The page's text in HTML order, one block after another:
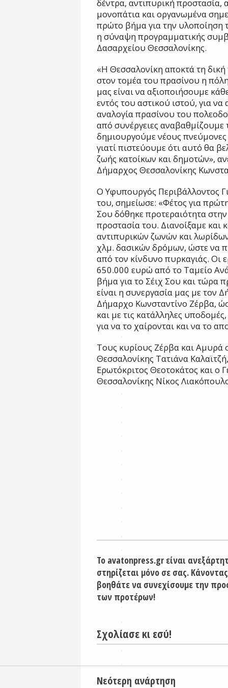
δέντρα, αντιπυρική
μονοπάτια και οργανωμένα
πρώτο βήμα για την υλοποίηση
η σύναψη προγραμματικής
Δασαρχείου Θεσσαλονίκης.
«Η Θεσσαλονίκη αποκτά τη δική
στον τομέα του πρασίνου η
μας είναι να αξιοποιήσουμε
εντός του αστικού ιστού, για
αναλογία πρασίνου του
από συνέργειες αναβαθμίζουμε
δημιουργούμε νέους
γιατί πιστεύουμε ότι αυτό θα
ζωής κατοίκων και δημοτών»,
Δήμαρχος Θεσσαλονίκης
Ο Υφυπουργός Περιβάλλοντος
του, σημείωσε: «Φέτος για
Σου δόθηκε προτεραιότητα
προστασία του. Διανοίξαμε και
αντιπυρικών ζωνών και
χλμ. δασικών δρόμων, ώστε να
από τον κίνδυνο πυρκαγιάς. Οι
650.000 ευρώ από το Ταμείο
βήμα για το Σέιχ Σου και τώρα
είναι η συνεργασία μας με τον
Δήμαρχο Κωνσταντίνο Ζέρβα,
και με τις κατάλληλες
για να το χαίρονται και να το
Τους κυρίους Ζέρβα και
Θεσσαλονίκης Τατιάνα
Ερωτόκριτος Θεοτοκάτος και ο
Θεσσαλονίκης Νίκος
Το avatonpress.gr είναι
στηρίζεται μόνο σε σας.
βοηθάτε να συνεχίσουμε την
των προτέρων!
Σχολίασε κι εσύ!
Νεότερη ανάρτηση